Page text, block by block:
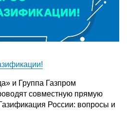
и Группа Газпром
совместную прямую
России: вопросы и